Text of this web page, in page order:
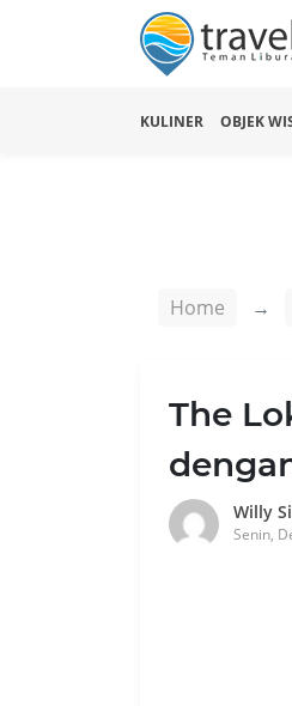
KULINER OBJEK
Home
The
Willy
Senin,